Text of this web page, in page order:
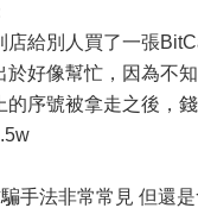
店給別人買了一張
於好像幫忙，因為不
的序號被拿走之後，
騙手法非常常見 但還